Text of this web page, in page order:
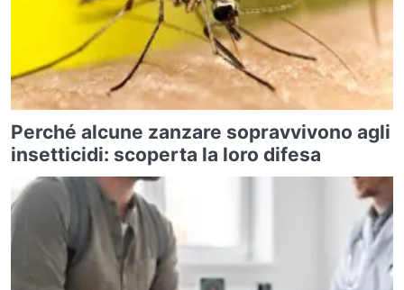
Perché alcune zanzare sopravvivono agli
insetticidi: scoperta la loro difesa